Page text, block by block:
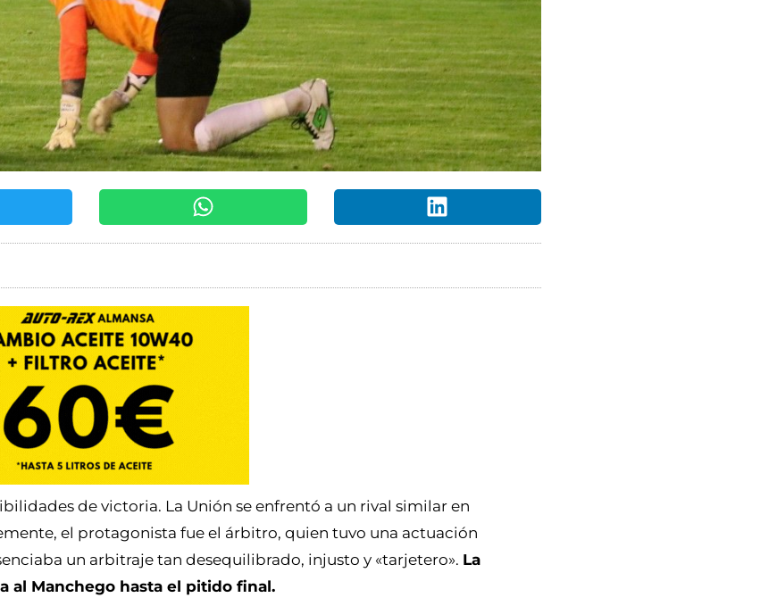
de victoria. La Unión se enfrentó a un rival similar en
el protagonista fue el árbitro, quien tuvo una actuación
un arbitraje tan desequilibrado, injusto y «tarjetero». La
al Manchego hasta el pitido final.